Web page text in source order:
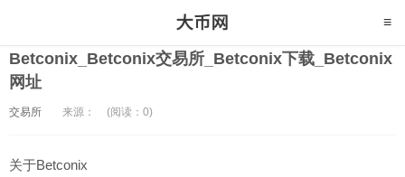
Betconix_Betconix交易所_Betconix下载_Betconix
网址
交易所 来源： (阅读：0)
关于Betconix